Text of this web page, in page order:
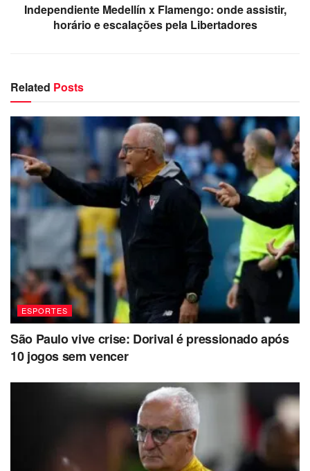
Independiente Medellín x Flamengo: onde assistir,
horário e escalações pela Libertadores
Related Posts
ESPORTES
São Paulo vive crise: Dorival é pressionado após
10 jogos sem vencer